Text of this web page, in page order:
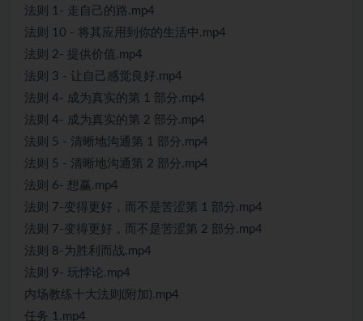
法则 1- 走自己的路.mp4
法则 10 - 将其应用到你的生活中.mp4
法则 2- 提供价值.mp4
法则 3 - 让自己感觉良好.mp4
法则 4- 成为真实的第 1 部分.mp4
法则 4- 成为真实的第 2 部分.mp4
法则 5 - 清晰地沟通第 1 部分.mp4
法则 5 - 清晰地沟通第 2 部分.mp4
法则 6- 想赢.mp4
法则 7-变得更好，而不是苦涩第 1 部分.mp4
法则 7-变得更好，而不是苦涩第 2 部分.mp4
法则 8-为胜利而战.mp4
法则 9- 玩悖论.mp4
内场教练十大法则(附加).mp4
任务 1.mp4